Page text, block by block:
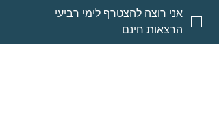
אני רוצה להצטרף לימי רביעי
הרצאות חינם